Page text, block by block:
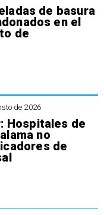
de basura
en el
de
de 2026
Hospitales de
no
de